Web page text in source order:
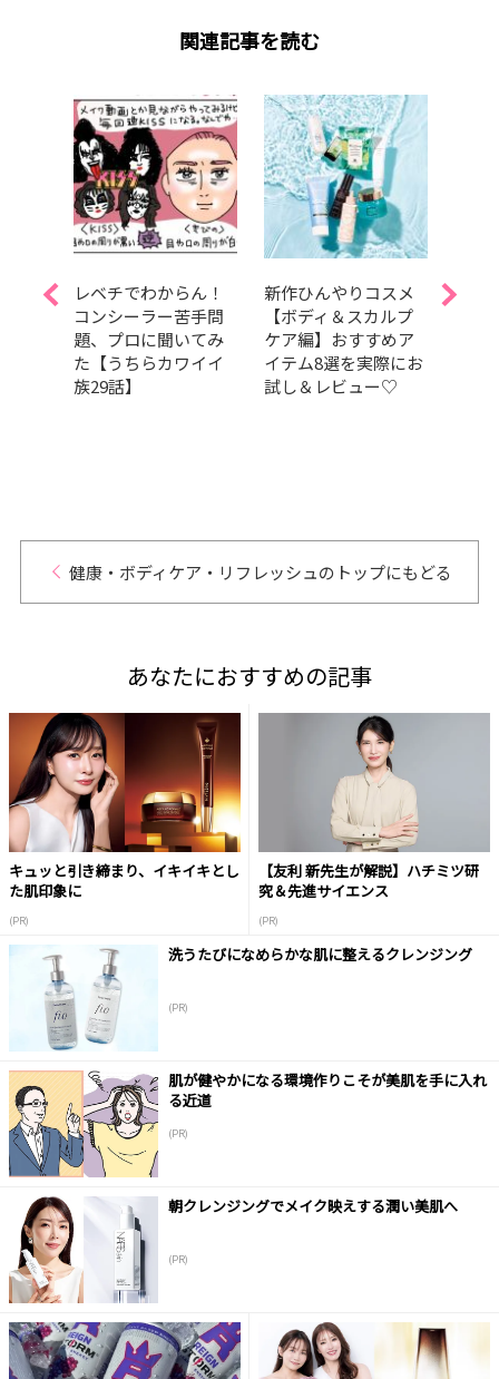
関連記事を読む
レベチでわからん！
コンシーラー苦手問
題、プロに聞いてみ
た【うちらカワイイ
族29話】
新作ひんやりコスメ
【ボディ＆スカルプ
ケア編】おすすめア
イテム8選を実際にお
試し＆レビュー♡
夏を
健康・ボディケア・リフレッシュのトップにもどる
あなたにおすすめの記事
キュッと引き締まり、イキイキとし
た肌印象に
(PR)
【友利 新先生が解説】ハチミツ研
究＆先進サイエンス
(PR)
洗うたびになめらかな肌に整えるクレンジング
(PR)
肌が健やかになる環境作りこそが美肌を手に入れ
る近道
(PR)
朝クレンジングでメイク映えする潤い美肌へ
(PR)